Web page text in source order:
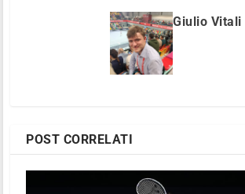
Giulio Vitali
POST CORRELATI